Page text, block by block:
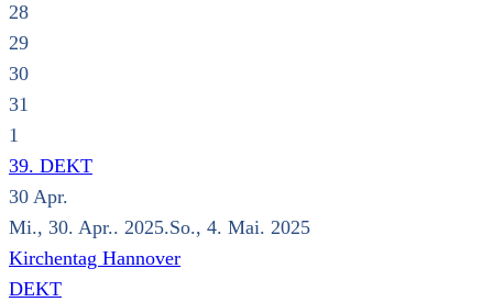
28
29
30
31
1
39. DEKT
30 Apr.
Mi., 30. Apr.. 2025.So., 4. Mai. 2025
Kirchentag Hannover
DEKT